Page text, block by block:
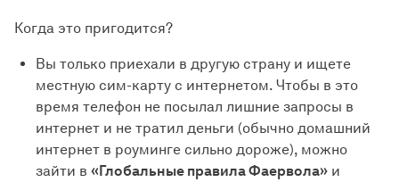
Когда это пригодится?
Вы только приехали в другую страну и ищете
местную сим-карту с интернетом. Чтобы в это
время телефон не посылал лишние запросы в
интернет и не тратил деньги (обычно домашний
интернет в роуминге сильно дороже), можно
зайти в «Глобальные правила Фаервола» и